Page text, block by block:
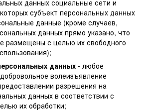
данных социальные сети и
субъект персональных данных
данные (кроме случаев,
данных прямо указано, что
размещены с целью их свободного
данных -любое
волеизъявление
разрешения на
данных в соответствии с
их обработки;